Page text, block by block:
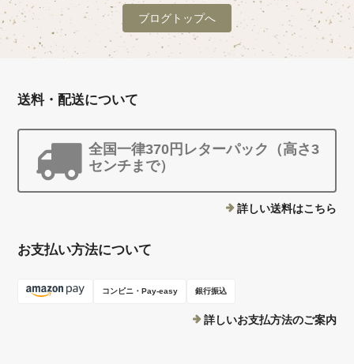
ブログトップへ
送料・配送について
全国一律370円レターパック（高さ3
センチまで）
詳しい送料はこちら
お支払い方法について
コンビニ・Pay-easy 銀行振込
詳しいお支払方法のご案内